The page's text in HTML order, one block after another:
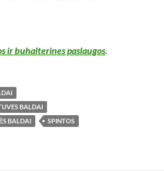
ir buhalterines paslaugos.
BALDAI
BALDAI
SPINTOS